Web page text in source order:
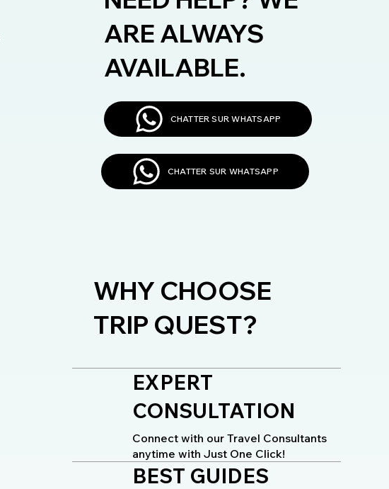
ARE ALWAYS
AVAILABLE.
CHATTER SUR WHATSAPP
CHATTER SUR WHATSAPP
WHY CHOOSE
TRIP QUEST?
EXPERT
CONSULTATION
Connect with our Travel Consultants
anytime with Just One Click!
BEST GUIDES